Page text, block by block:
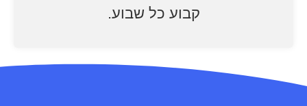
קבוע כל שבוע.